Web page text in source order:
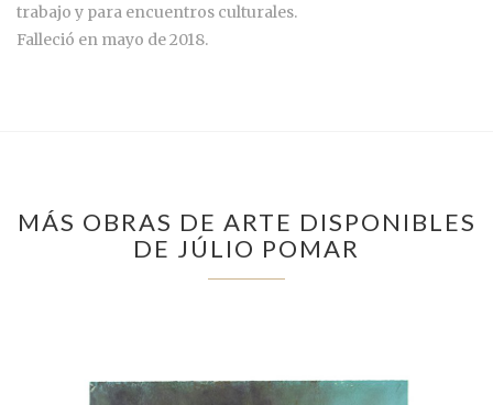
trabajo y para encuentros culturales.
Falleció en mayo de 2018.
MÁS OBRAS DE ARTE DISPONIBLES
DE JÚLIO POMAR